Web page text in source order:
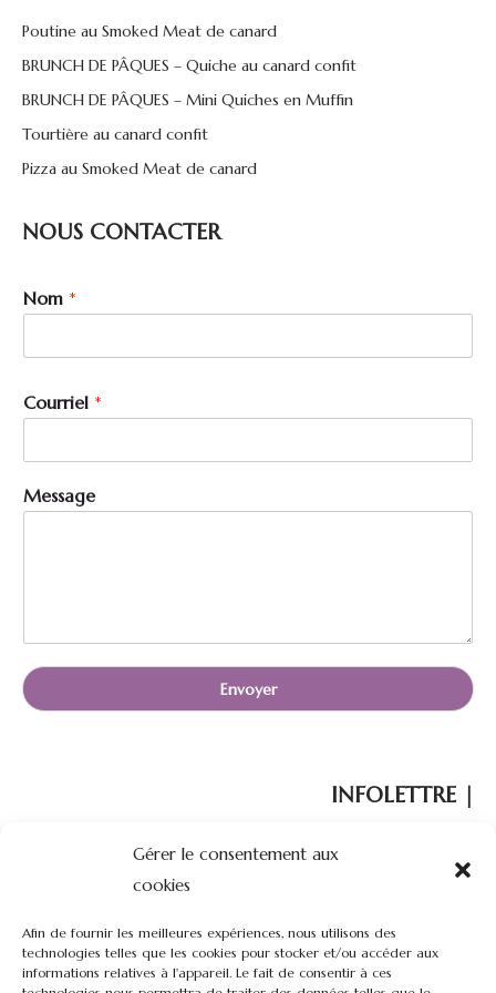
Gérer le consentement aux
cookies
Afin de fournir les meilleures expériences, nous utilisons des
technologies telles que les cookies pour stocker et/ou accéder aux
informations relatives à l'appareil. Le fait de consentir à ces
Poutine au Smoked Meat de canard
BRUNCH DE PÂQUES – Quiche au canard confit
BRUNCH DE PÂQUES – Mini Quiches en Muffin
Tourtière au canard confit
Pizza au Smoked Meat de canard
NOUS CONTACTER
Nom *
*
M
s
a
g
e
Courriel *
Message
Envoyer
INFOLETTRE |